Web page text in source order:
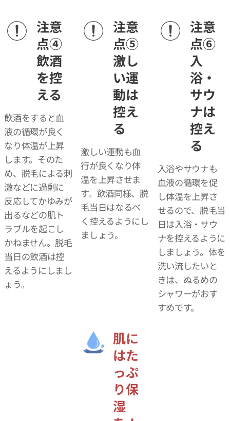
注意
点④
飲酒
を控
える
飲酒をすると血
液の循環が良く
なり体温が上昇
します。そのた
め、脱毛による刺
激などに過剰に
反応してかゆみが
出るなどの肌ト
ラブルを起こし
かねません。脱毛
当日の飲酒は控
えるようにしまし
ょう。
注意
点⑤
激し
い運
動は
控え
る
激しい運動も血
行が良くなり体
温を上昇させま
す。飲酒同様、脱
毛当日はなるべ
く控えるようにし
ましょう。
注意
点⑥
入
浴・
サウ
ナは
控え
る
入浴やサウナも
血液の循環を促
し体温を上昇さ
せるので、脱毛当
日は入浴・サウ
ナを控えるように
しましょう。体を
洗い流したいと
きは、ぬるめの
シャワーがおす
すめです。
肌に
はた
っぷ
り保
湿